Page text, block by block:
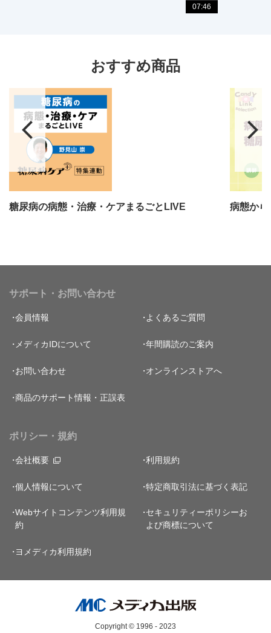
07:46
おすすめ商品
糖尿病の病態・治療・ケアまるごとLIVE 病態から
サポート・お問い合わせ
会員情報 よくあるご質問
メディカIDについて 年間購読のご案内
お問い合わせ オンラインストアへ
商品のサポート情報・正誤表
ポリシー・規約
会社概要 利用規約
個人情報について 特定商取引法に基づく表記
Webサイトコンテンツ利用規
約
セキュリティーポリシーお
よび商標について
ヨメディカ利用規約
Copyright © 1996 - 2023